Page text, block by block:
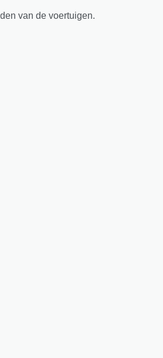
van de voertuigen.